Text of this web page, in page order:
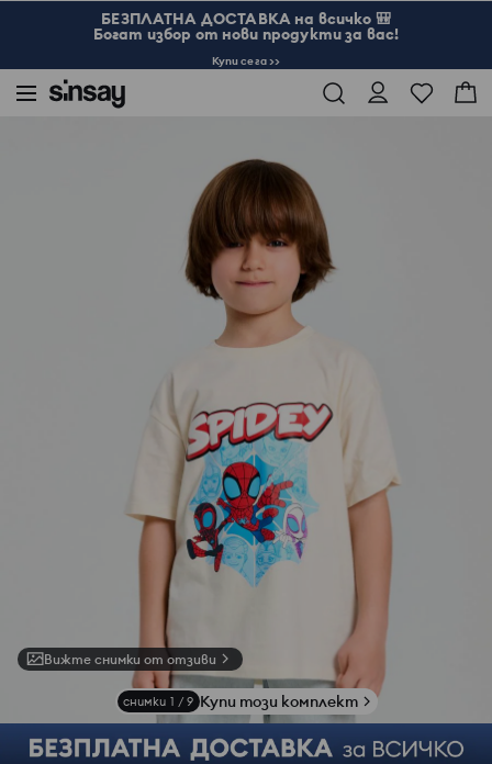
БЕЗПЛАТНА ДОСТАВКА на всичко 🎒
Богат избор от нови продукти за вас!
Купи сега >>
Вижте снимки от отзиви
снимки 1 / 9 Купи този комплект